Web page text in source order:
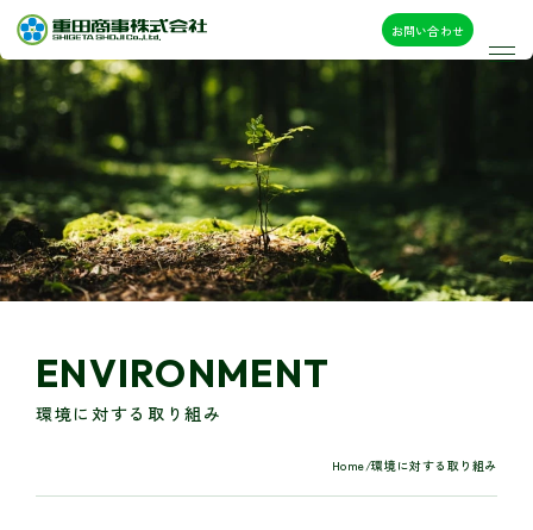
お問い合わせ
ENVIRONMENT
環境に対する取り組み
Home/環境に対する取り組み